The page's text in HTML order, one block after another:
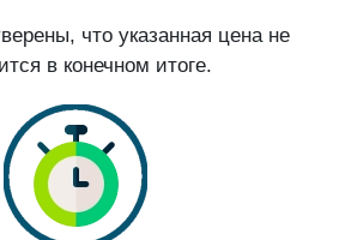
что указанная цена не
в конечном итоге.